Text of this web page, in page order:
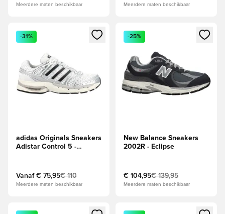
Meerdere maten beschikbaar Meerdere maten beschikbaar
Opent een venster om in te loggen of je aan te melden als
-31%
adidas Originals Sneakers
Adistar Control 5 -
Vanaf € 75,95€ 110
Meerdere maten beschikbaar
Opent een venster om in te
-25%
New Balance Sneakers
2002R - Eclipse
€ 104,95€ 139,95
Meerdere maten beschikbaar
Opent een venster om in te loggen of je aan te melden als
Opent een venster om in te